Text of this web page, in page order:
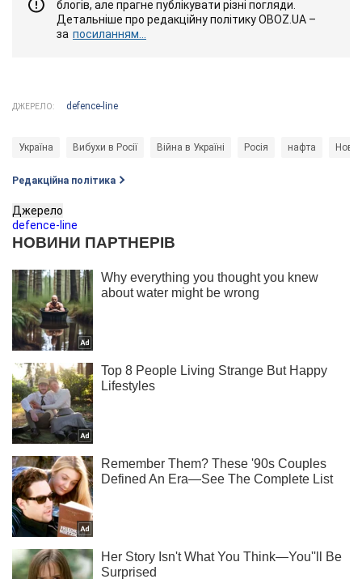
блогів, але прагне публікувати різні погляди.
Детальніше про редакційну політику OBOZ.UA –
за посиланням...
ДЖЕРЕЛО: defence-line
Україна Вибухи в Росії Війна в Україні Росія нафта
Редакційна політика
Джерело
defence-line